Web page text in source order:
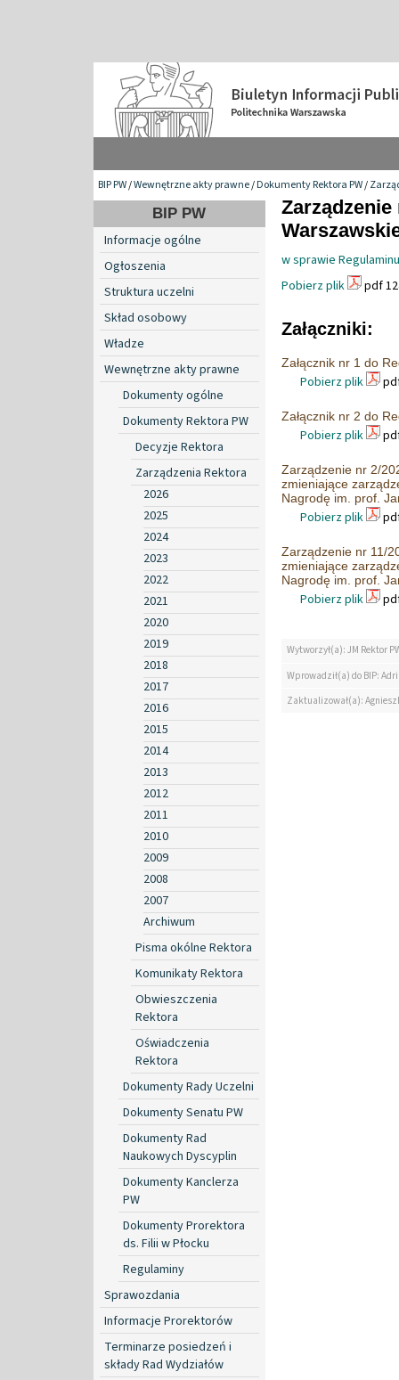
BIP PW/Wewnętrzne akty prawne/Dokumenty Rektora PW/
BIP PW
Informacje ogólne
Ogłoszenia
Struktura uczelni
Skład osobowy
Władze
Wewnętrzne akty prawne
Dokumenty ogólne
Dokumenty Rektora PW
Decyzje Rektora
Zarządzenia Rektora
2026
2025
2024
2023
2022
2021
2020
2019
2018
2017
2016
2015
2014
2013
2012
2011
2010
2009
2008
2007
Archiwum
Pisma okólne Rektora
Komunikaty Rektora
Obwieszczenia
Rektora
Oświadczenia
Rektora
Dokumenty Rady Uczelni
Dokumenty Senatu PW
Dokumenty Rad
Naukowych Dyscyplin
Dokumenty Kanclerza
PW
Dokumenty Prorektora
ds. Filii w Płocku
Regulaminy
Sprawozdania
Informacje Prorektorów
Terminarze posiedzeń i
składy Rad Wydziałów
w sprawie
Pobierz plik
pdf
Załączniki:
Załącznik nr 1 do
Pobierz plik
Załącznik nr 2 do
Pobierz plik
Zarządzenie nr 2/
zmieniające
Nagrodę im. prof.
Pobierz plik
Zarządzenie nr 11/
zmieniające
Nagrodę im. prof.
Pobierz plik
Wytworzył(a): JM Rektor
Wprowadził(a) do BIP:
Zaktualizował(a):